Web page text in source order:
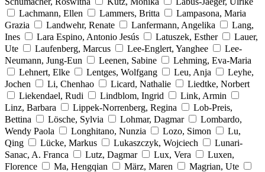
Lachmann, Ellen
Lammers, Britta
Lampasona, Maria
Grazia
Landwehr, Renate Lanfermann, Angelika
Lang,
Ines
Lara Espino, Antonio Jesús Latuszek, Esther
Lauer,
Ute
Laufenberg, Marcus Lee-Englert, Yanghee
Lee-
Neumann, Jung-Eun
Leenen, Sabine
Lehming, Eva-Maria
Lehnert, Elke
Lentges, Wolfgang Leu, Anja
Leyhe,
Jochen
Li, Chenhao Licard, Nathalie
Liedtke, Norbert
Liekendael, Rudi
Lindblom, Ingrid
Link, Armin
Linz, Barbara
Lippek-Norrenberg, Regina
Lob-Preis,
Bettina
Lösche, Sylvia Lohmar, Dagmar
Lombardo,
Wendy Paola
Longhitano, Nunzia Lozo, Simon
Lu,
Qing
Lücke, Markus Lukaszczyk, Wojciech
Lunari-
Sanac, A. Franca
Lutz, Dagmar Lux, Vera
Luxen,
Florence
Ma, Hengqian März, Maren
Magrian, Ute